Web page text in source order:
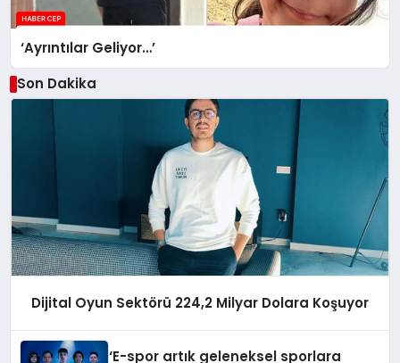
‘Ayrıntılar Geliyor…’
Son Dakika
Dijital Oyun Sektörü 224,2 Milyar Dolara Koşuyor
‘E-spor artık geleneksel sporlara